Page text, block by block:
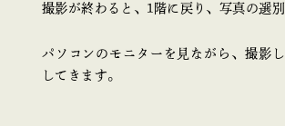
撮影が終わると、1階に戻り、写真の選別
パソコンのモニターを見ながら、撮影
してきます。